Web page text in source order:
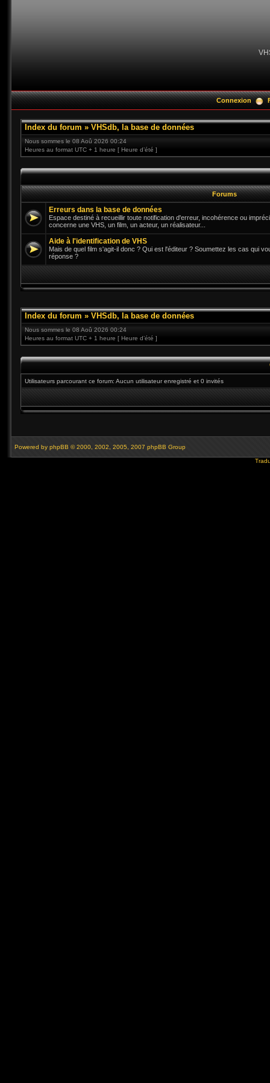
Connexion
Index du forum » VHSdb, la base de données
Nous sommes le 08 Aoû 2026 00:24
Heures au format UTC + 1 heure [ Heure d’été ]
Forums
Erreurs dans la base de données
Espace destiné à recueillir toute notification d'erreur, incohérence ou
concerne une VHS, un film, un acteur, un réalisateur...
Aide à l'identification de VHS
Mais de quel film s'agit-il donc ? Qui est l'éditeur ? Soumettez les cas qui
réponse ?
Index du forum » VHSdb, la base de données
Nous sommes le 08 Aoû 2026 00:24
Heures au format UTC + 1 heure [ Heure d’été ]
Utilisateurs parcourant ce forum: Aucun utilisateur enregistré et 0 invités
Powered by phpBB © 2000, 2002, 2005, 2007 phpBB Group